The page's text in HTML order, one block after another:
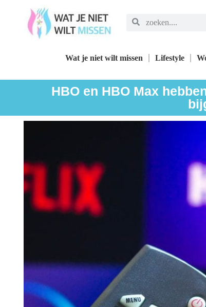
Wat je niet wilt missen Lifestyle
HBO en HBO Max